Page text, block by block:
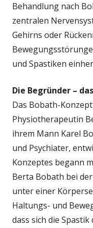
Behandlung nach
zentralen
Gehirns oder
und Spastiken
Die Begründer –
Das Bobath-
Physiotherapeutin
ihrem Mann Karel
und Psychiater,
Konzeptes begann
Berta Bobath bei
unter einer
Haltungs- und
dass sich die